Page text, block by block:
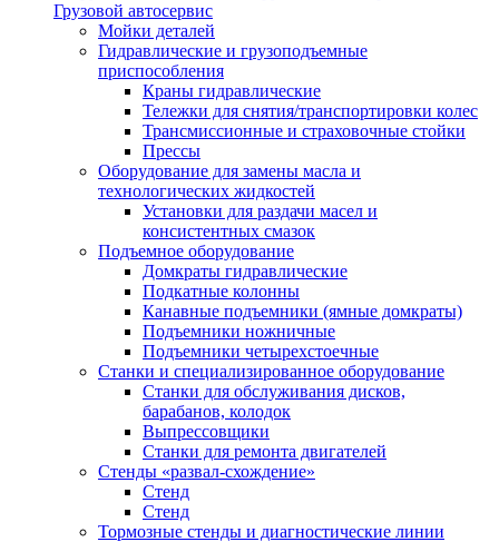
Грузовой автосервис
Мойки деталей
Гидравлические и грузоподъемные
приспособления
Краны гидравлические
Тележки для снятия/транспортировки колес
Трансмиссионные и страховочные стойки
Прессы
Оборудование для замены масла и
технологических жидкостей
Установки для раздачи масел и
консистентных смазок
Подъемное оборудование
Домкраты гидравлические
Подкатные колонны
Канавные подъемники (ямные домкраты)
Подъемники ножничные
Подъемники четырехстоечные
Станки и специализированное оборудование
Станки для обслуживания дисков,
барабанов, колодок
Выпрессовщики
Станки для ремонта двигателей
Стенды «развал-схождение»
Стенд
Стенд
Тормозные стенды и диагностические линии